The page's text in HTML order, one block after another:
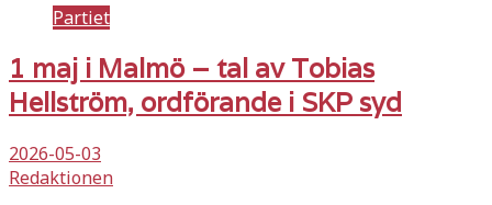
Partiet
1 maj i Malmö – tal av Tobias
Hellström, ordförande i SKP syd
2026-05-03
Redaktionen